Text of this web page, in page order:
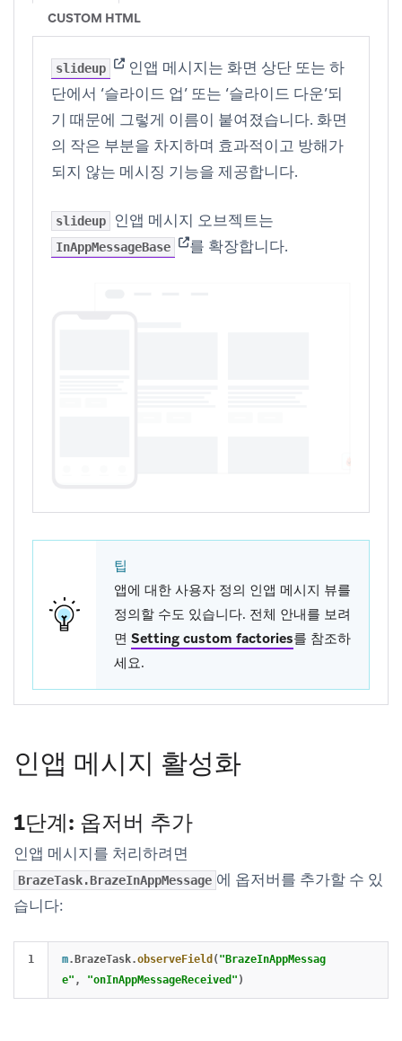
CUSTOM HTML
slideup (opens in new tab)
인앱 메시지는 화면 상단 또는 하
단에서 ‘슬라이드 업’ 또는 ‘슬라이드 다운’되
기 때문에 그렇게 이름이 붙여졌습니다. 화면
의 작은 부분을 차지하며 효과적이고 방해가
되지 않는 메시징 기능을 제공합니다.
slideup 인앱 메시지 오브젝트는
InAppMessageBase (opens in new tab)
를 확장합니다.
팁
앱에 대한 사용자 정의 인앱 메시지 뷰를
정의할 수도 있습니다. 전체 안내를 보려
면 Setting custom factories를 참조하
세요.
인앱 메시지 활성화
1단계: 옵저버 추가
인앱 메시지를 처리하려면
BrazeTask.BrazeInAppMessage 에 옵저버를 추가할 수 있
습니다:
m.BrazeTask.observeField ("BrazeInAppMessag
e" , "onInAppMessageReceived" )